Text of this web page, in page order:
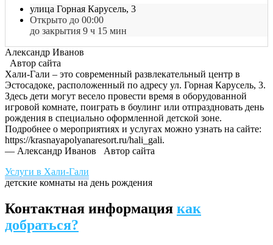
улица Горная Карусель, 3
Открыто до 00:00
до закрытия 9 ч 15 мин
Александр Иванов
Автор сайта
Хали-Гали – это современный развлекательный центр в
Эстосадоке, расположенный по адресу ул. Горная Карусель, 3.
Здесь дети могут весело провести время в оборудованной
игровой комнате, поиграть в боулинг или отпраздновать день
рождения в специально оформленной детской зоне.
Подробнее о мероприятиях и услугах можно узнать на сайте:
https://krasnayapolyanaresort.ru/hali_gali.
— Александр Иванов Автор сайта
Услуги в Хали-Гали
детские комнаты на день рождения
Контактная информация как
добраться?